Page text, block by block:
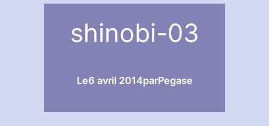
shinobi-03
Le6 avril 2014parPegase